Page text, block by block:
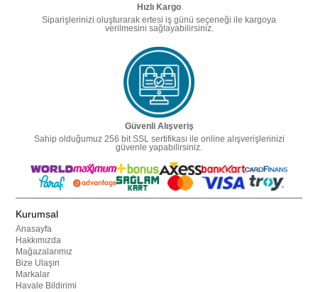
Hızlı Kargo
Siparişlerinizi oluşturarak ertesi iş günü seçeneği ile kargoya
verilmesini sağlayabilirsiniz.
Güvenli Alışveriş
Sahip olduğumuz 256 bit SSL sertifikası ile online alışverişlerinizi
güvenle yapabilirsiniz.
Kurumsal
Anasayfa
Hakkımızda
Mağazalarımız
Bize Ulaşın
Markalar
Havale Bildirimi